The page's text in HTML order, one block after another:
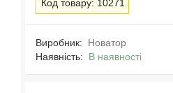
Код товару: 10271
Виробник:
Новатор
Наявність: В наявності